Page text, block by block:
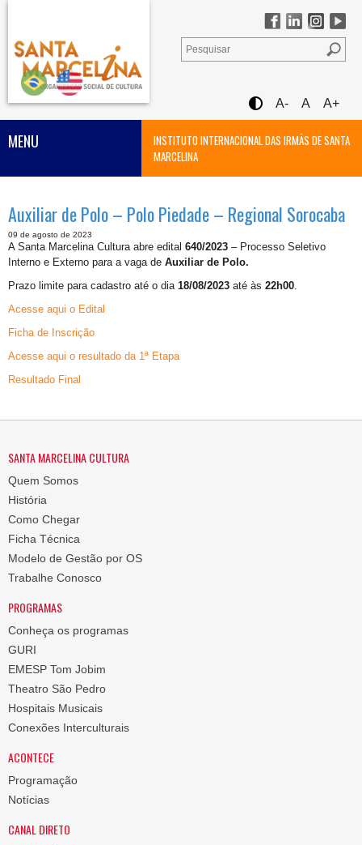
A- A A+
INSTITUTO INTERNACIONAL DAS IRMÃS DE SANTA
MARCELINA
MENU
Auxiliar de Polo – Polo Piedade – Regional Sorocaba
09 de agosto de 2023
A Santa Marcelina Cultura abre edital 640/2023 – Processo Seletivo
Interno e Externo para a vaga de Auxiliar de Polo.
Prazo limite para cadastro até o dia18/08/2023 até às 22h00.
Acesse aqui o Edital
Ficha de Inscrição
Acesse aqui o resultado da 1ª Etapa
Resultado Final
SANTA MARCELINA CULTURA
Quem Somos
História
Como Chegar
Ficha Técnica
Modelo de Gestão por OS
Trabalhe Conosco
PROGRAMAS
Conheça os programas
GURI
EMESP Tom Jobim
Theatro São Pedro
Hospitais Musicais
Conexões Interculturais
ACONTECE
Programação
Notícias
CANAL DIRETO